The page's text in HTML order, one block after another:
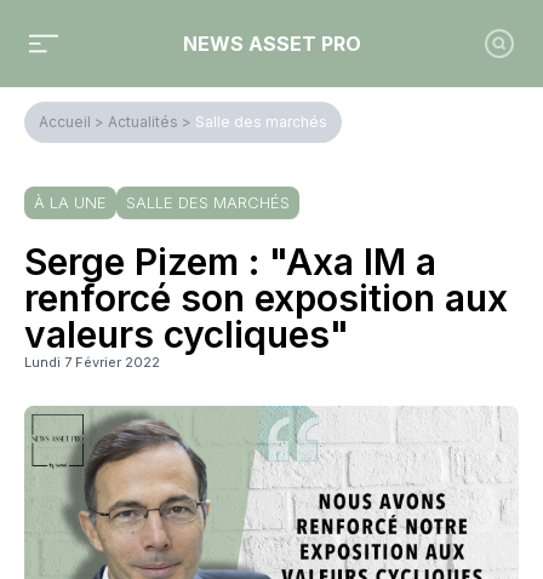
NEWS ASSET PRO
Accueil > Actualités > Salle des marchés
À LA UNE SALLE DES MARCHÉS
Serge Pizem : "Axa IM a
renforcé son exposition aux
valeurs cycliques"
Lundi 7 Février 2022